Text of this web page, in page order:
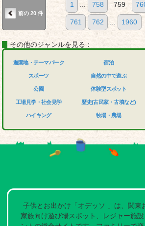
前の 20 件
1 ... 758 759
761 762 ... 1960
その他のジャンルを見る：
遊園地・テーマパーク
スポーツ
公園
工場見学・社会見学
ハイキング
宿泊
自然の中で遊ぶ
体験型スポット
歴史(古民家・古墳など)
牧場・農場
子供とお出かけ「オデッソ 」は、関東
家族向け遊び場スポット、レジャー施